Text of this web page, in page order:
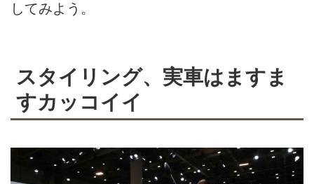
してみよう。
スタイリング、実車はますま
すカッコイイ